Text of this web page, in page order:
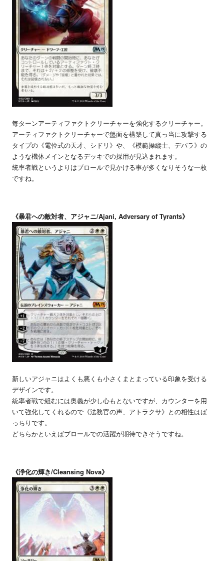
毎ターンアーティファクトクリーチャーを強化するクリーチャー。
アーティファクトクリーチャーで盤面を構築して真っ当に攻撃する
タイプの《電位式の天才、シドリ》や、《模範操縦士、デパラ》の
ような機体メインとなるデッキでの採用が見込まれます。
統率者戦というよりはブロールで見かける事が多くなりそうな一枚
ですね。
《暴君への敵対者、アジャニ/Ajani, Adversary of Tyrants》
新しいアジャニはよくも悪くも小さくまとまっている印象を受ける
デザインです。
統率者戦で組むには奥義が少し心もとないですが、カウンターを用
いて強化してくれるので《法務官の声、アトラクサ》との相性はば
っちりです。
どちらかといえばブロールでの活躍が期待できそうですね。
《浄化の輝き/Cleansing Nova》